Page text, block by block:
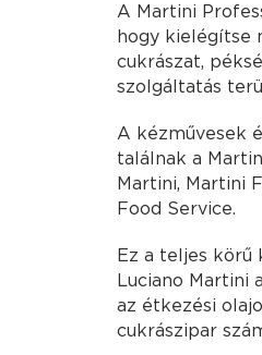
A Martini
hogy kielégítse
cukrászat,
szolgáltatás
A kézművesek
találnak a
Martini, Martini
Food Service.
Ez a teljes
Luciano Martini
az étkezési
cukrászipar